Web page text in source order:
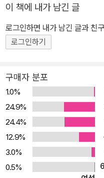
서 가해자로 고발된 이들의 사
기도 했다. 이렇게 성폭력 해시
치지 않고 실질적인 위력을 보여 주었다. 여성의 강력
준 #○○계_내_성폭력 해시태
존자들의 연대를 기록하고 피
출간 프로젝트에는 6천 만 원
는 성폭력 가해자로 고발된 문
해시태그 운동은 큰 성과를 올
그 한가운데에는 ‘2차 가해’와 ‘
디까지가 2차 가해이고 무엇이
의는 정말 피해자를 보호하는
이 책에 내가 남긴 글
로그인하면 내가 남긴 글과 친
로그인하기
구매자 분포
1.0%
24.9%
24.4%
12.9%
3.0%
0.5%